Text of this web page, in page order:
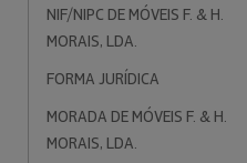
NIF/NIPC DE MÓVEIS F. & H.
MORAIS, LDA.
FORMA JURÍDICA
MORADA DE MÓVEIS F. & H.
MORAIS, LDA.